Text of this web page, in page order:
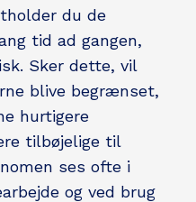
du de
tid ad gangen,
Sker dette, vil
blive begrænset,
hurtigere
tilbøjelige til
ses ofte i
og ved brug